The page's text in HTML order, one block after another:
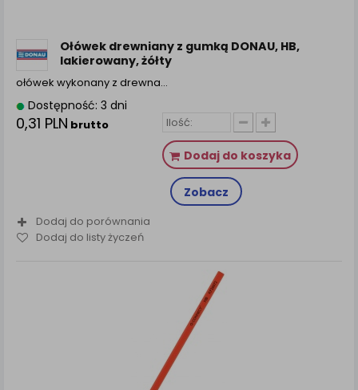
Ołówek drewniany z gumką DONAU, HB,
lakierowany, żółty
ołówek wykonany z drewna…
Dostępność: 3 dni
0,31 PLN brutto
Dodaj do koszyka
Zobacz
Dodaj do porównania
Dodaj do listy życzeń